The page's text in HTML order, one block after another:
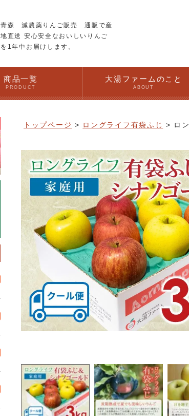
青森 減農薬りんご販売 通販で産
地直送 安心安全なおいしいりんご
を1年中お届けします。
商品一覧
PRODUCT
大湯ファームのこと
ABOUT
トップページ ロングライフ有袋ふじ ロ